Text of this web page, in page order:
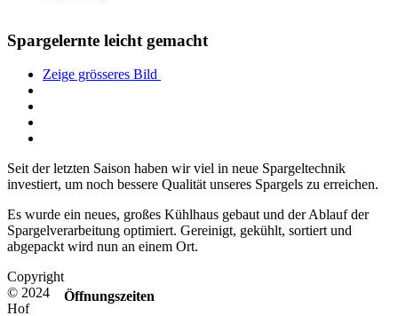
Spargelernte leicht gemacht
Zeige grösseres Bild
Seit der letzten Saison haben wir viel in neue Spargeltechnik
investiert, um noch bessere Qualität unseres Spargels zu erreichen.
Es wurde ein neues, großes Kühlhaus gebaut und der Ablauf der
Spargelverarbeitung optimiert. Gereinigt, gekühlt, sortiert und
abgepackt wird nun an einem Ort.
Öffnungszeiten
Copyright
© 2024
Hof